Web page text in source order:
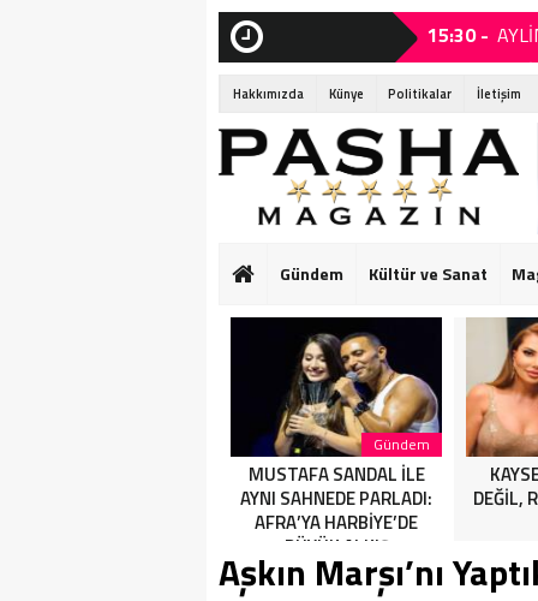
15:30 -
15:25 -
15:05 -
14:15 -
14:15 -
01:55 -
01:50 -
HARBİYE’DE
01:25 -
ASSOLİST
Hakkımızda Künye Politikalar İletişim
Gündem Kültür ve Sanat
Gündem
MUSTAFA SANDAL İLE
AYNI SAHNEDE PARLADI:
AFRA’YA HARBİYE’DE
BÜYÜK ALKIŞ
DEĞİL,
Aşkın Marşı’nı